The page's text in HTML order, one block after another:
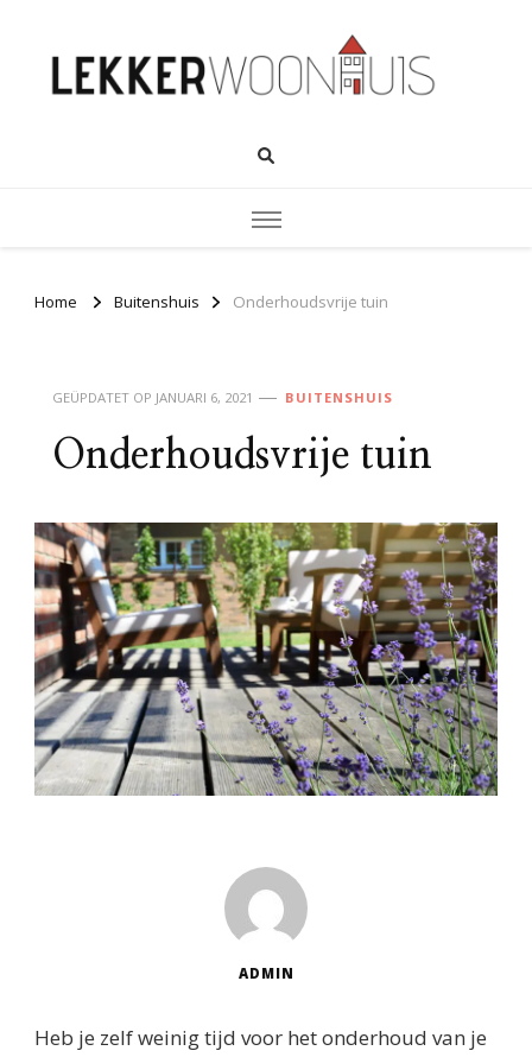
Home Buitenshuis Onderhoudsvrije tuin
GEÜPDATET OP JANUARI 6, 2021 BUITENSHUIS
Onderhoudsvrije tuin
ADMIN
Heb je zelf weinig tijd voor het onderhoud van je